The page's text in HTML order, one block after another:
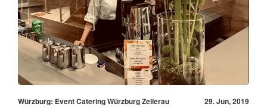
Würzburg: Event Catering Würzburg Zellerau 29. Jun, 2019